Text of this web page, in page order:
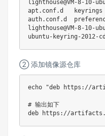
lighthouse@VM-8-10-
apt.conf.d
auth.conf.d
lighthouse@VM-8-10-
② 添加镜像源仓库
echo "deb https://
# 输出如下